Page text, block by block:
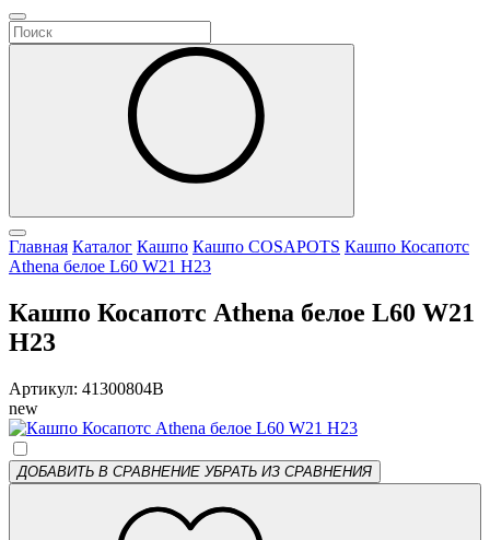
Главная Каталог Кашпо Кашпо COSAPOTS Кашпо Косапотс
Athena белое L60 W21 H23
Кашпо Косапотс Athena белое L60 W21
H23
Артикул: 41300804B
new
ДОБАВИТЬ В СРАВНЕНИЕ УБРАТЬ ИЗ СРАВНЕНИЯ